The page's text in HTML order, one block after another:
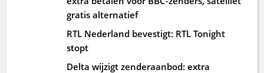
gratis alternatief
RTL Nederland bevestigt: RTL Tonight
stopt
Delta wijzigt zenderaanbod: extra